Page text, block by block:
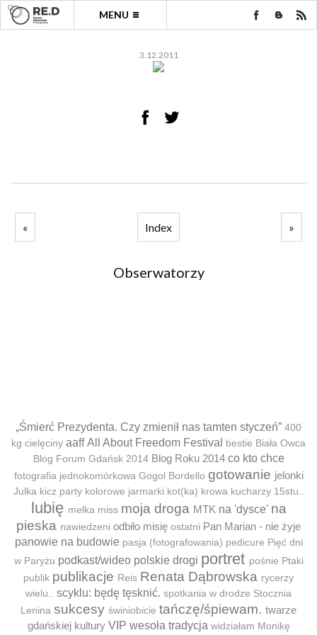
MENU
3.12.2011
« Index »
Obserwatorzy
„Śmierć Prezydenta. Czy zmienił nas tamten styczeń” 400
kg cielęciny aaff All About Freedom Festival bestie Biała Owca
Blog Forum Gdańsk 2014 Blog Roku 2014 co kto chce
fotografia jednokomórkowa Gogol Bordello gotowanie jelonki
Julka kicz party kolorowe jarmarki kot(ka) krowa kucharzy 15stu..
lubię melka miss moja droga MTK na 'dysce' na
pieska nawiedzeni odbiło misię ostatni Pan Marian - nie żyje
panowie na budowie pasja (fotografowania) pedicure Pięć dni
w Paryżu podkast/wideo polskie drogi portret pośnie Ptaki
publik publikacje Reis Renata Dąbrowska rycerzy
wielu.. scyklu: będę tęsknić. spotkania w drodze Stocznia
Lenina sukcesy świniobicie tańczę/śpiewam. twarze
gdańskiej kultury VIP wesoła tradycja widziałam Monikę